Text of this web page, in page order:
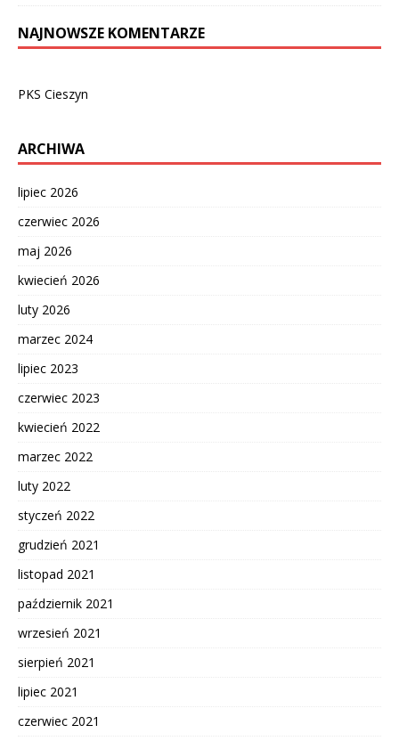
NAJNOWSZE KOMENTARZE
PKS Cieszyn
ARCHIWA
lipiec 2026
czerwiec 2026
maj 2026
kwiecień 2026
luty 2026
marzec 2024
lipiec 2023
czerwiec 2023
kwiecień 2022
marzec 2022
luty 2022
styczeń 2022
grudzień 2021
listopad 2021
październik 2021
wrzesień 2021
sierpień 2021
lipiec 2021
czerwiec 2021